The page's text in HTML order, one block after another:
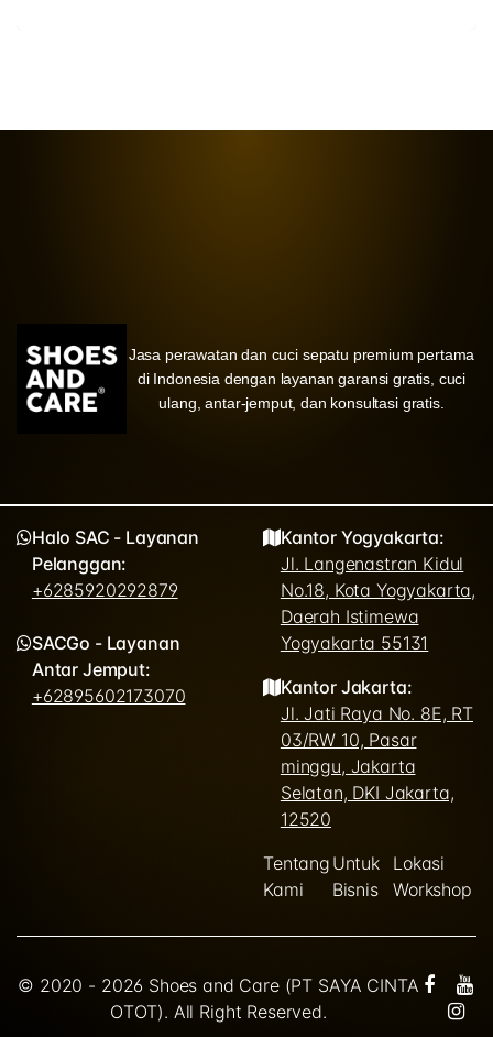
Jasa perawatan dan cuci sepatu premium pertama
di Indonesia dengan layanan garansi gratis, cuci
ulang, antar-jemput, dan konsultasi gratis.
Halo SAC - Layanan
Pelanggan:
+6285920292879
SACGo - Layanan
Antar Jemput:
+62895602173070
Kantor Yogyakarta:
Jl. Langenastran Kidul
No.18, Kota Yogyakarta,
Daerah Istimewa
Yogyakarta 55131
Kantor Jakarta:
Jl. Jati Raya No. 8E, RT
03/RW 10, Pasar
minggu, Jakarta
Selatan, DKI Jakarta,
12520
Tentang
Kami
Untuk
Bisnis
Lokasi
Workshop
© 2020 - 2026 Shoes and Care (PT SAYA CINTA
OTOT). All Right Reserved.